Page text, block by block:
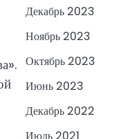
Декабрь 2023
Ноябрь 2023
Октябрь 2023
Июнь 2023
Декабрь 2022